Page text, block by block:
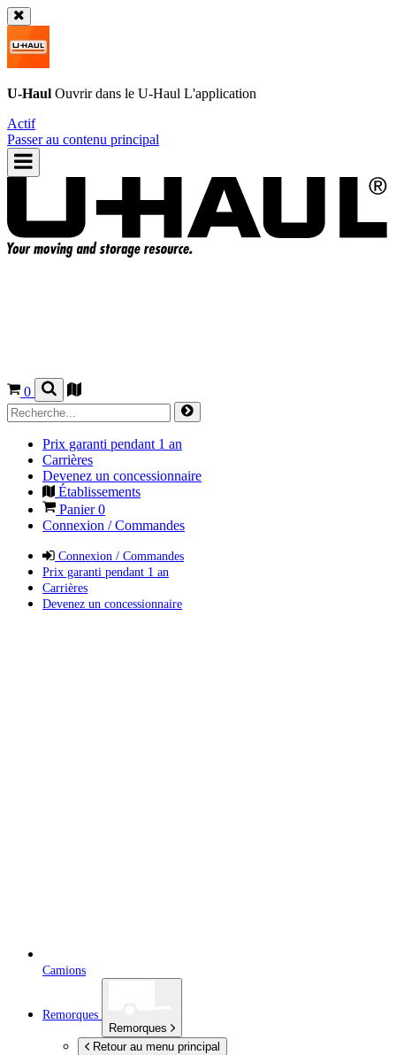
U-Haul Ouvrir dans le U-Haul L'application
Actif
Passer au contenu principal
0
Prix garanti pendant 1 an
Carrières
Devenez un concessionnaire
Établissements
Panier0
Connexion / Commandes
Connexion / Commandes
Prix garanti pendant 1 an
Carrières
Devenez un concessionnaire
Camions
Remorques
Remorques
Retour au menu principal